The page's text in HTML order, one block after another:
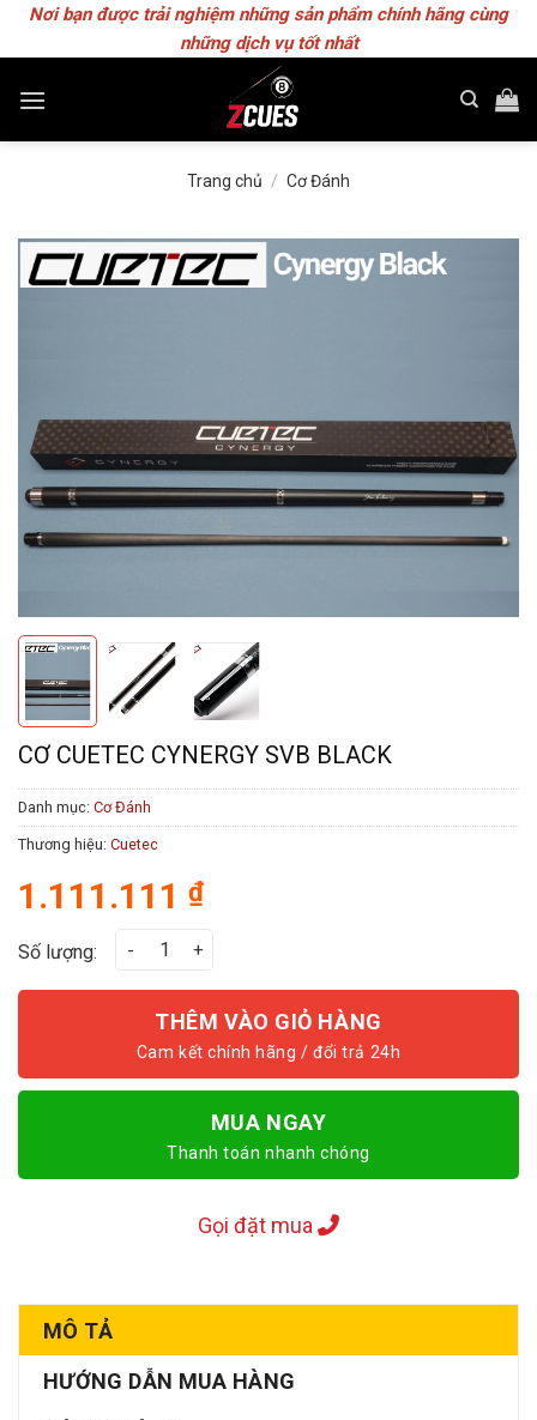
SkipNơi bạn được trải nghiệm những sản phẩm chính hãng cùng
những dịch vụ tốt nhất
Trang chủ / Cơ Đánh
CƠ CUETEC CYNERGY SVB BLACK
Danh mục: Cơ Đánh
Thương hiệu: Cuetec
1.111.111 ₫
Số lượng: CƠ CUETEC CYNERGY SVB BLACK số lượng
THÊM VÀO GIỎ HÀNG
MUA NGAY
Thanh toán nhanh chóng
Gọi đặt mua
MÔ TẢ
HƯỚNG DẪN MUA HÀNG